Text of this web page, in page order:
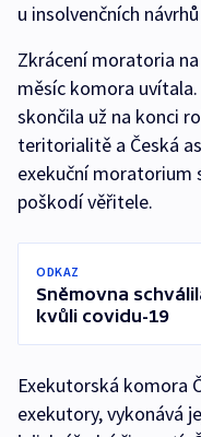
u insolvenčních
Zkrácení moratoria
měsíc komora
skončila už na konci
teritorialitě a Česká
exekuční moratorium
poškodí věřitele.
ODKAZ
Sněmovna
kvůli covidu-19
Exekutorská komora
exekutory, vykonává